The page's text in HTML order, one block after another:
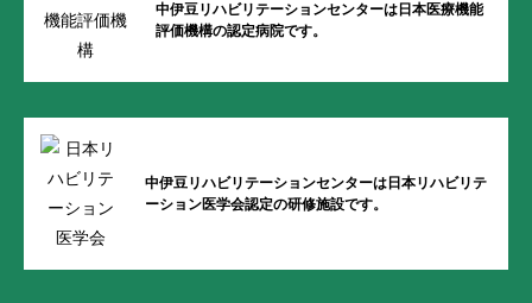
中伊豆リハビリテーションセンターは日本医療機能
評価機構の認定病院です。
中伊豆リハビリテーションセンターは日本リハビリテ
ーション医学会認定の研修施設です。